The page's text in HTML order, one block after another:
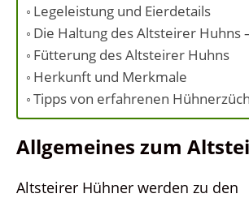
Legeleistung und Eierdetails
Die Haltung des Altsteirer Huhns
Fütterung des Altsteirer Huhns
Herkunft und Merkmale
Tipps von erfahrenen
Allgemeines zum
Altsteirer Hühner werden zu den